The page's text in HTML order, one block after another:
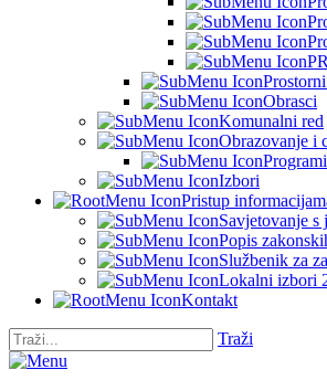
Obrasci
Komunalni red
Obrazovanje i
Izbori
Pristup
Savjetovanje s
Popis
Službenik za
Lokalni izbori
Kontakt
Traži